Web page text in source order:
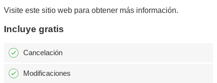
Visite este sitio web para obtener más información.
Incluye gratis
Cancelación
Modificaciones